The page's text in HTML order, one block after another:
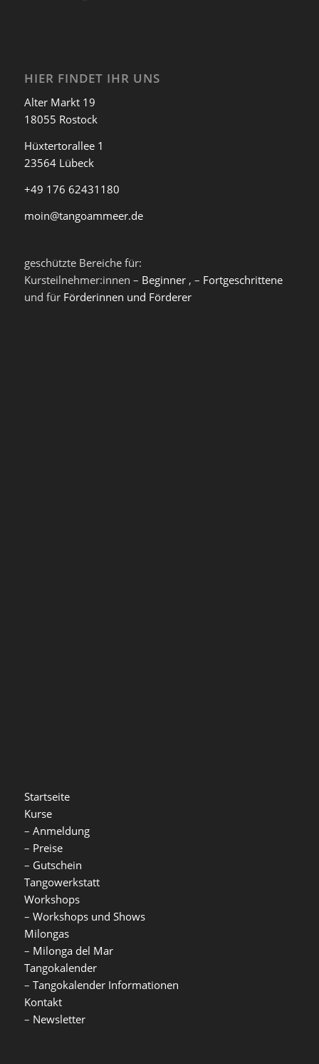
HIER FINDET IHR UNS
Alter Markt 19
18055 Rostock
Hüxtertorallee 1
23564 Lübeck
+49 176 62431180
moin@tangoammeer.de
geschützte Bereiche für:
Kursteilnehmer:innen – Beginner, – Fortgeschrittene
und für Förderinnen und Förderer
Startseite
Kurse
– Anmeldung
– Preise
– Gutschein
Tangowerkstatt
Workshops
– Workshops und Shows
Milongas
– Milonga del Mar
Tangokalender
– Tangokalender Informationen
Kontakt
– Newsletter